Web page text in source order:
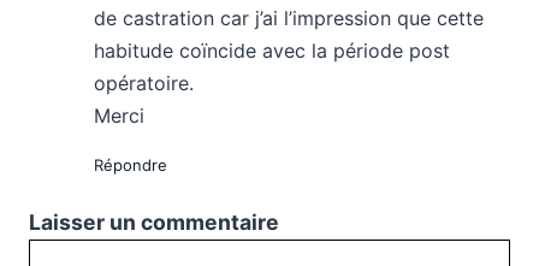
de castration car j’ai l’impression que cette
habitude coïncide avec la période post
opératoire.
Merci
Répondre
Laisser un commentaire